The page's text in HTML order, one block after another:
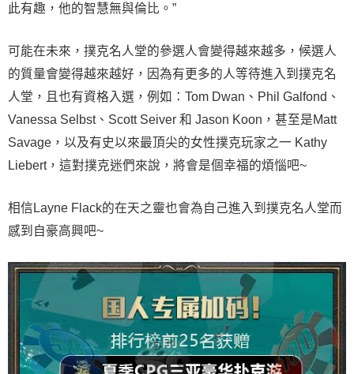
此有趣，他的智慧無與倫比。”
可能在未來，撲克名人堂的參選人會變得越來越多，候選人
的質量會變得越來越好，因為有更多的人等待進入到撲克名
人堂，且也有資格入選，例如：Tom Dwan、Phil Galfond、
Vanessa Selbst、Scott Seiver 和 Jason Koon，甚至是Matt
Savage，以及有史以來最頂尖的女性撲克玩家之一 Kathy
Liebert，這對撲克迷們來說，將會是個幸福的煩惱吧~
相信Layne Flack的在天之靈也會為自己進入到撲克名人堂而
感到自豪高興吧~